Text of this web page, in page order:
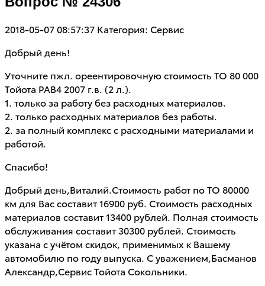
2018-05-07 08:57:37 Категория: Сервис
Добрый день!
Уточните пжл. ореентировочную стоимость ТО 80 000
Тойота РАВ4 2007 г.в. (2 л.).
1. только за работу без расходных материалов.
2. только расходных материалов без работы.
2. за полный комплекс с расходными материалами и
работой.
Спасибо!
Добрый день,Виталий.Стоимость работ по ТО 80000
км для Вас составит 16900 руб. Стоимость расходных
материалов составит 13400 рублей. Полная стоимость
обслуживания составит 30300 рублей. Стоимость
указана с учётом скидок, применимых к Вашему
автомобилю по году выпуска. С уважением,Басманов
Александр,Сервис Тойота Сокольники.